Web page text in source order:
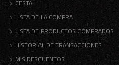
CESTA
LISTA DE LA COMPRA
LISTA DE PRODUCTOS COMPRADOS
HISTORIAL DE TRANSACCIONES
MIS DESCUENTOS